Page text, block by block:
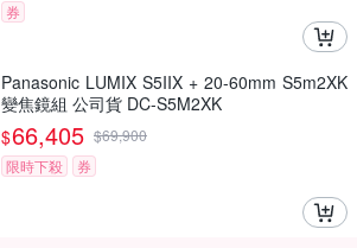
券
Panasonic LUMIX S5IIX + 20-60mm S5m2XK
變焦鏡組 公司貨 DC-S5M2XK
$66,405 $69,900
限時下殺
券